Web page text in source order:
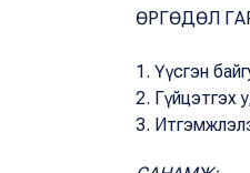
ӨРГӨДӨЛ
1. Үүсгэн
2. Гүйцэтгэх
3.